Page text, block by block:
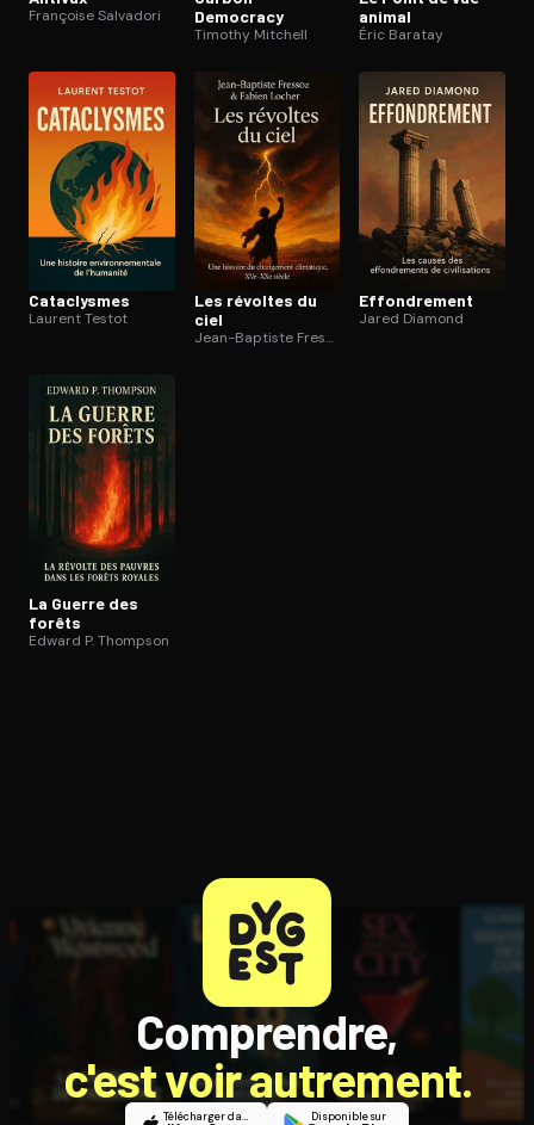
Françoise Salvadori
Democracy
Timothy Mitchell
animal
Éric Baratay
Cataclysmes
Laurent Testot
Les révoltes du
ciel
Jean-Baptiste Fressoz
Ef­fon­dre­ment
Jared Diamond
La Guerre des
forêts
Edward P. Thompson
Comprendre,
c'est voir autrement.
Télécharger dans Disponible sur